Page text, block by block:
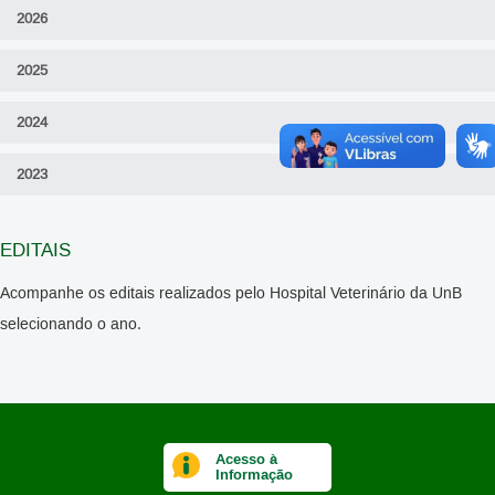
2026
2025
2024
2023
EDITAIS
Acompanhe os editais realizados pelo Hospital Veterinário da UnB
selecionando o ano.
Acesso à
Informação